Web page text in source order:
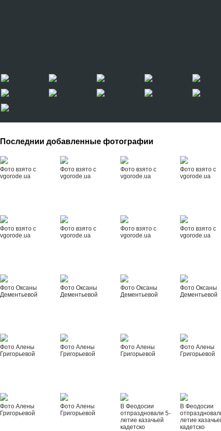
Последнии добавленные фотографии
Фото взято с
vgorode.ua
Фото взято с
vgorode.ua
Фото взято с
vgorode.ua
Фото взято с
vgorode.ua
Фото взято с
vgorode.ua
Фото взято с
vgorode.ua
Фото взято с
vgorode.ua
Фото взято с
vgorode.ua
Фото Оксаны
Дементьевой
Фото Оксаны
Дементьевой
Фото Оксаны
Дементьевой
Фото Оксаны
Дементьевой
Фото Алены
Григорьевой
Фото Алены
Григорьевой
Фото Алены
Григорьевой
Фото Алены
Григорьевой
Фото Алены
Григорьевой
Фото Алены
Григорьевой
В Феодосии
отпраздновали 5-
летие казачьей
кадетско
В Феодосии
летие
кадетско